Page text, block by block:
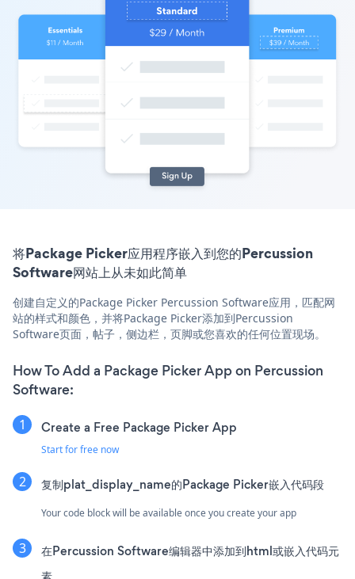
将Package Picker应用程序嵌入到您的Percussion
Software网站上从未如此简单
创建自定义的Package Picker Percussion Software应用，匹配网
站的样式和颜色，并将Package Picker添加到Percussion
Software页面，帖子，侧边栏，页脚或您喜欢的任何位置现场。
How To Add a Package Picker App on Percussion
Software:
Create a Free Package Picker App
Start for free now
复制plat_display_name的Package Picker嵌入代码段
Your code block will be available once you create your app
在Percussion Software编辑器中添加到html或嵌入代码元